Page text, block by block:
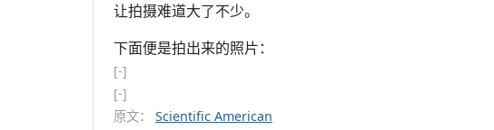
让拍摄难道大了不少。
下面便是拍出来的照片：
[-]
[-]
原文： Scientific American